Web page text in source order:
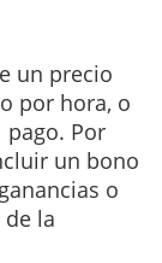
un precio
por hora, o
Por
un bono
o
la